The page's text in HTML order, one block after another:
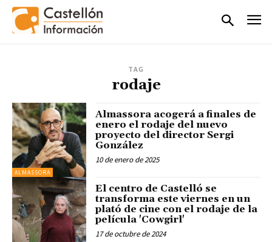
TAG
rodaje
ALMASSORA
Almassora acogerá a finales de
enero el rodaje del nuevo
proyecto del director Sergi
González
10 de enero de 2025
El centro de Castelló se
transforma este viernes en un
plató de cine con el rodaje de la
película 'Cowgirl'
17 de octubre de 2024